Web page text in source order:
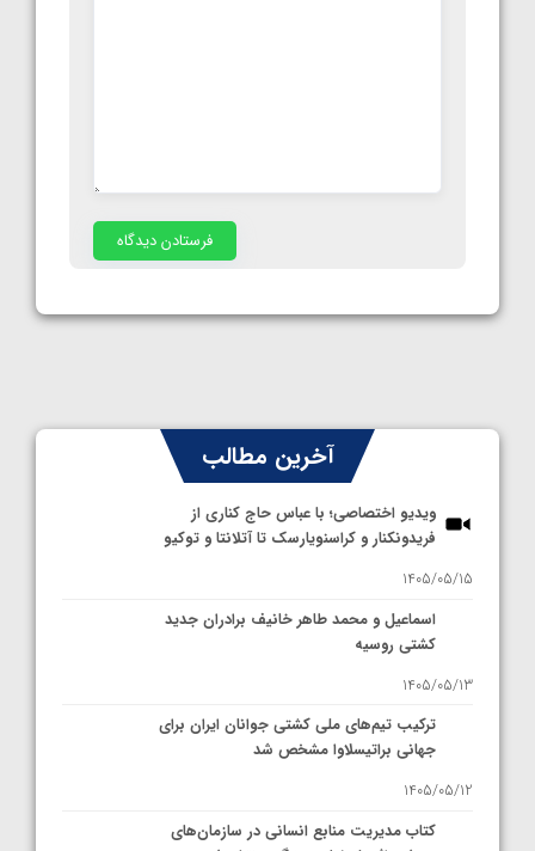
آخرین مطالب
ویدیو اختصاصی؛ با عباس حاج کناری از
فریدونکنار و کراسنویارسک تا آتلانتا و توکیو
1405/05/15
اسماعیل و محمد طاهر خانیف برادران جدید
کشتی روسیه
1405/05/13
ترکیب تیم‌های ملی کشتی جوانان ایران برای
جهانی براتیسلاوا مشخص شد
1405/05/12
کتاب مدیریت منابع انسانی در سازمان‌های